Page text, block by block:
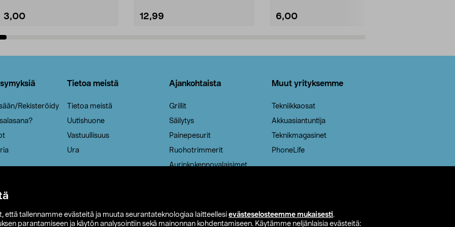
että tallennamme evästeitä ja muuta seurantateknologiaa laitteellesi evästeselosteemme mukaisesti.
parantamiseen ja käytön analysointiin sekä mainonnan kohdentamiseen. Käytämme neljänlaisia evästeitä:
3,00 12,99 6,00
Rekisteröidy
Tietoa meistä
Tietoa meistä
Uutishuone
Vastuullisuus
Ura
Ajankohtaista
Grillit
Säilytys
Painepesurit
Ruohotrimmerit
Aurinkokennovalaisimet
Muut yrityksemme
Tekniikkaosat
Akkuasiantuntija
Teknikmagasinet
PhoneLife